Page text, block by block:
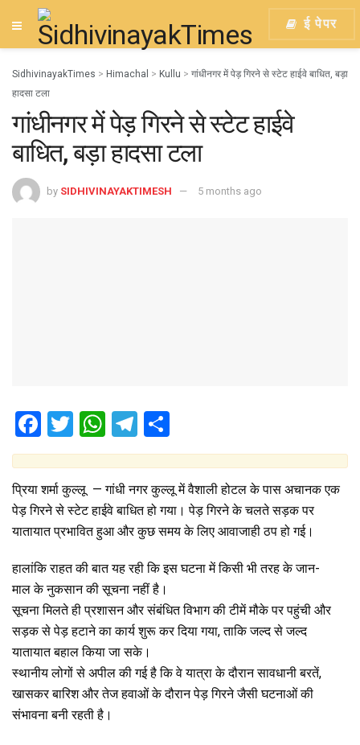
ई पेपर
SidhivinayakTimes > Himachal > Kullu > गांधीनगर में पेड़ गिरने से स्टेट हाईवे बाधित, बड़ा
हादसा टला
गांधीनगर में पेड़ गिरने से स्टेट हाईवे
बाधित, बड़ा हादसा टला
by SIDHIVINAYAKTIMESH 5 months ago
F
a
ce
b
o
k
T
wi
tt
er
W
h
at
s
A
p
T
el
e
gr
a
h
ar
e
प्रिया शर्मा कुल्लू — गांधी नगर कुल्लू में वैशाली होटल के पास अचानक एक
पेड़ गिरने से स्टेट हाईवे बाधित हो गया। पेड़ गिरने के चलते सड़क पर
यातायात प्रभावित हुआ और कुछ समय के लिए आवाजाही ठप हो गई।
हालांकि राहत की बात यह रही कि इस घटना में किसी भी तरह के जान-
माल के नुकसान की सूचना नहीं है।
सूचना मिलते ही प्रशासन और संबंधित विभाग की टीमें मौके पर पहुंची और
सड़क से पेड़ हटाने का कार्य शुरू कर दिया गया, ताकि जल्द से जल्द
यातायात बहाल किया जा सके।
स्थानीय लोगों से अपील की गई है कि वे यात्रा के दौरान सावधानी बरतें,
खासकर बारिश और तेज हवाओं के दौरान पेड़ गिरने जैसी घटनाओं की
संभावना बनी रहती है।